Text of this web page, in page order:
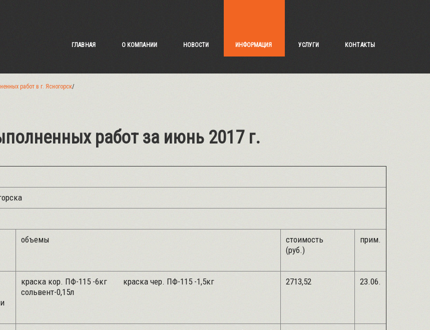
ГЛАВНАЯ О КОМПАНИИ НОВОСТИ ИНФОРМАЦИЯ УСЛУГИ КОНТАКТЫ
работ в г. Ясногорск/
работ за июнь 2017 г.
объемы
стоимость
(руб.)
прим.
краска кор. ПФ-115 -6кг краска чер. ПФ-115 -1,5кг
сольвент-0,15л
2713,52 23.06.